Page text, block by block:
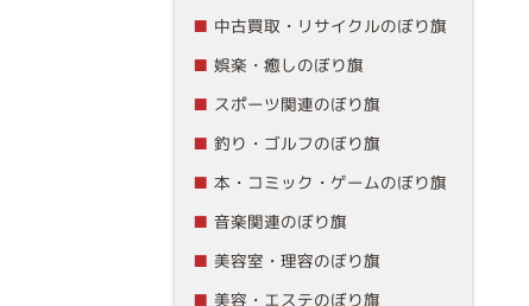
中古買取・リサイクルのぼり旗
娯楽・癒しのぼり旗
スポーツ関連のぼり旗
釣り・ゴルフのぼり旗
本・コミック・ゲームのぼり旗
音楽関連のぼり旗
美容室・理容のぼり旗
美容・エステのぼり旗